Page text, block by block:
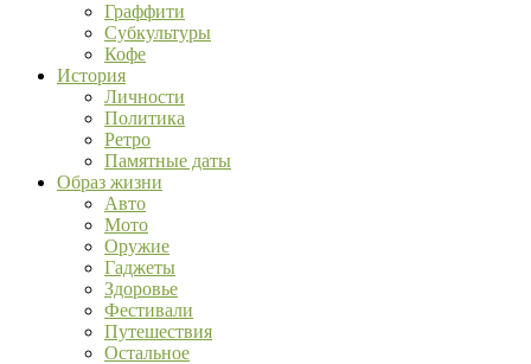
Граффити
Субкультуры
Кофе
История
Личности
Политика
Ретро
Памятные даты
Образ жизни
Авто
Мото
Оружие
Гаджеты
Здоровье
Фестивали
Путешествия
Остальное